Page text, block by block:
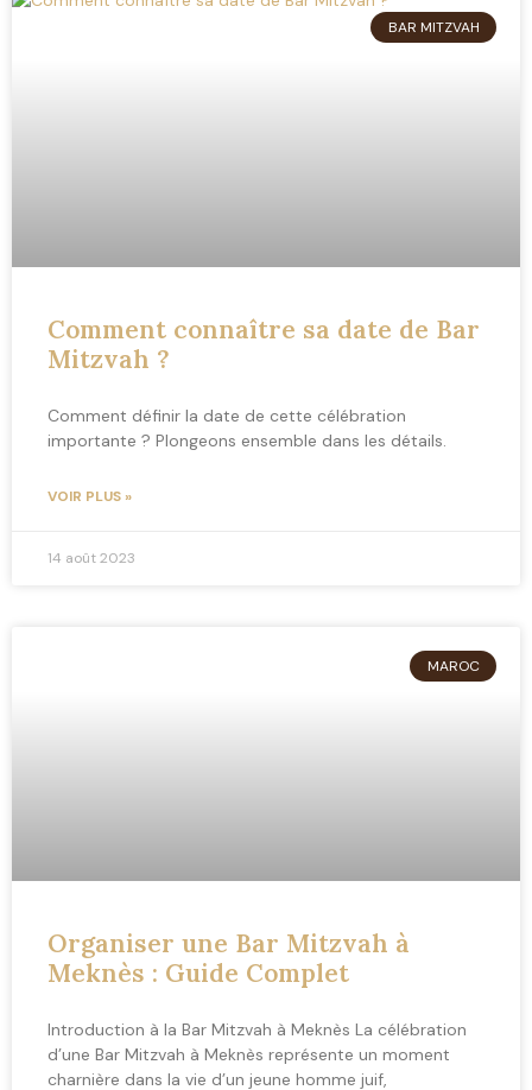
BAR MITZVAH
Comment connaître sa date de Bar
Mitzvah ?
Comment définir la date de cette célébration
importante ? Plongeons ensemble dans les détails.
VOIR PLUS »
14 août 2023
MAROC
Organiser une Bar Mitzvah à
Meknès : Guide Complet
Introduction à la Bar Mitzvah à Meknès La célébration
d’une Bar Mitzvah à Meknès représente un moment
charnière dans la vie d’un jeune homme juif,